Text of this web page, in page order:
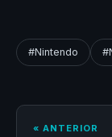
#Nintendo
« ANTERIOR